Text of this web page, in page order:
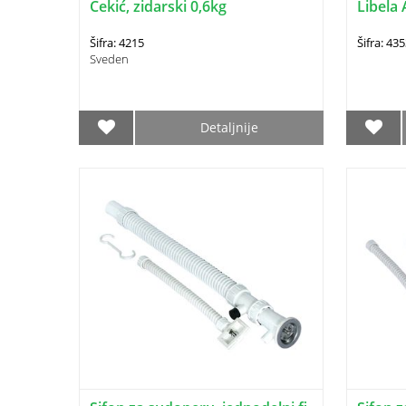
Čekić, zidarski 0,6kg
Šifra: 4215
Sveden
Detaljnije
Libela
Šifra: